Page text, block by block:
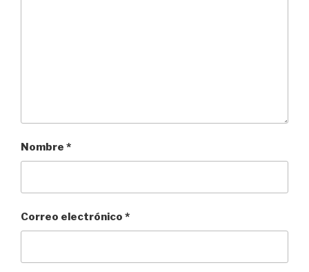
Nombre *
Correo electrónico *